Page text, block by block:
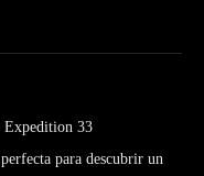
Expedition 33
para descubrir un